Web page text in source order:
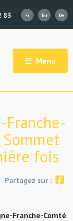
83
Menu
Franche-
fois
Partagez sur :
Franche-Comté